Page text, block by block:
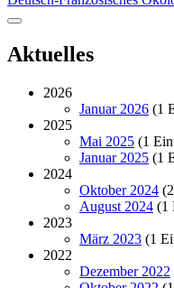
Aktuelles
2026
Januar 2026 (1
2025
Mai 2025 (1
Januar 2025 (1
2024
Oktober 2024
August 2024 (1
2023
März 2023 (1
2022
Dezember 2022